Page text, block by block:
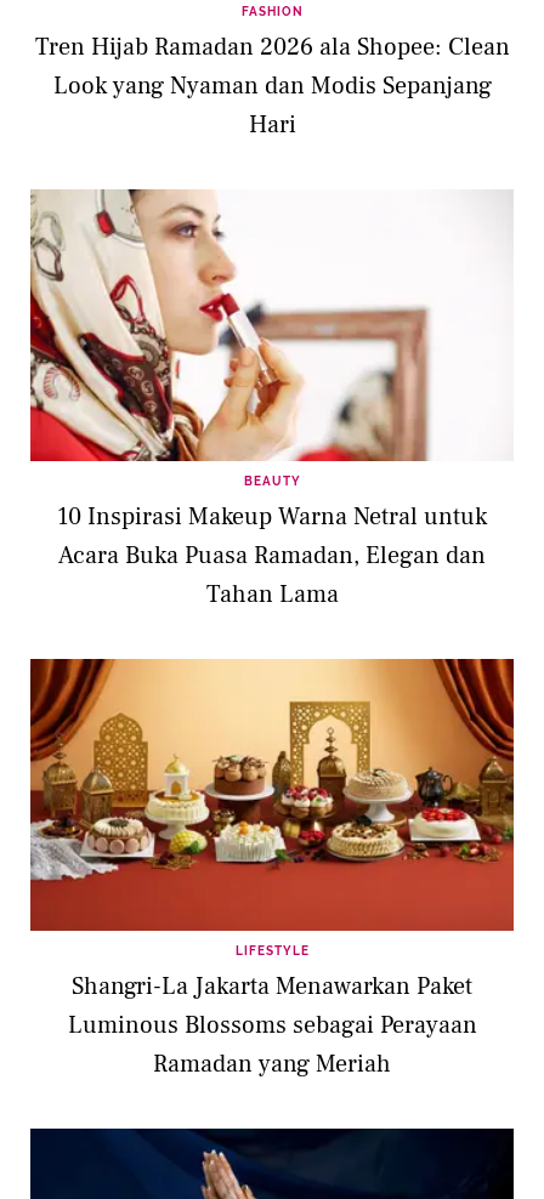
FASHION
Tren Hijab Ramadan 2026 ala Shopee: Clean
Look yang Nyaman dan Modis Sepanjang
Hari
BEAUTY
10 Inspirasi Makeup Warna Netral untuk
Acara Buka Puasa Ramadan, Elegan dan
Tahan Lama
LIFESTYLE
Shangri-La Jakarta Menawarkan Paket
Luminous Blossoms sebagai Perayaan
Ramadan yang Meriah